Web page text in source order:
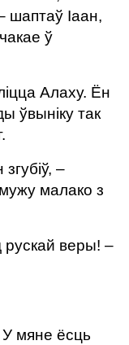
шаптаў Іаан,
ў
Алаху. Ён
ўвыніку так
–
малако з
веры! –
мяне ёсць